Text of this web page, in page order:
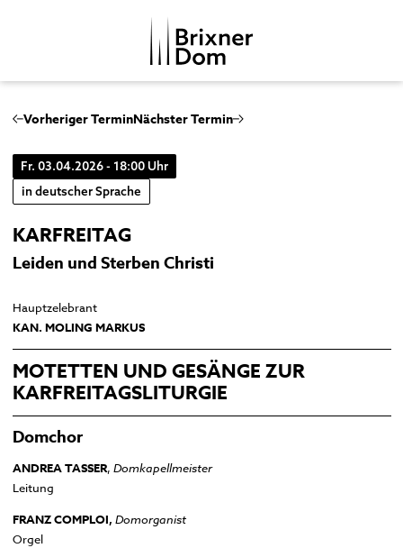
DEIT
DOMKAPITEL
DOMMUSIK
DOMBEZIRK
Johanneskapelle
Frauenkirche
Domplatz
Hofburg
GESCHICHTE
MENSCHENBILDER
Multilingual Information
Termine
Vorheriger TerminNächster Termin
Fr. 03.04.2026 - 18:00 Uhr
in deutscher Sprache
KARFREITAG
Leiden und Sterben Christi
Hauptzelebrant
KAN. MOLING MARKUS
MOTETTEN UND GESÄNGE ZUR
KARFREITAGSLITURGIE
Domchor
ANDREA TASSER, Domkapellmeister
Leitung
FRANZ COMPLOI, Domorganist
Orgel